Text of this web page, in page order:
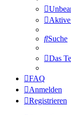
Aktive
Suche
Das
FAQ
Anmelden
Registrieren